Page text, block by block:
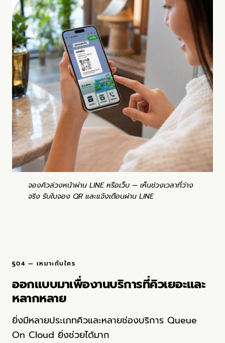
จองคิวล่วงหน้าผ่าน LINE หรือเว็บ — เห็นช่วงเวลาที่ว่าง
จริง รับใบจอง QR และแจ้งเตือนผ่าน LINE
§04 — เหมาะกับใคร
ออกแบบมาเพื่องานบริการที่คิวเยอะและ
หลากหลาย
ยิ่งมีหลายประเภทคิวและหลายช่องบริการ Queue
On Cloud ยิ่งช่วยได้มาก